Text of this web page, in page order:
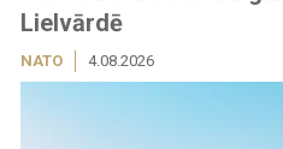
Lielvārdē
NATO 4.08.2026